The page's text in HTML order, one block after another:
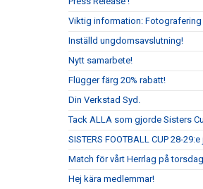
Viktig information:
Inställd ungdomsavslutning!
Nytt samarbete!
Flügger färg 20% rabatt!
Din Verkstad Syd.
Tack ALLA som gjorde Sisters
SISTERS FOOTBALL CUP 28-
Match för vårt Herrlag på
Hej kära medlemmar!